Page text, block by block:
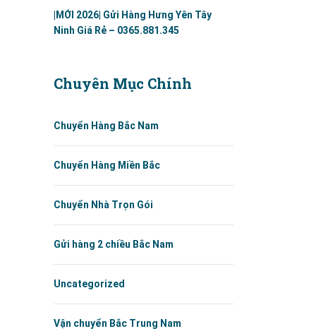
|MỚI 2026| Gửi Hàng Hưng Yên Tây
Ninh Giá Rẻ – 0365.881.345
Chuyên Mục Chính
Chuyển Hàng Bắc Nam
Chuyển Hàng Miền Bắc
Chuyển Nhà Trọn Gói
Gửi hàng 2 chiều Bắc Nam
Uncategorized
Vận chuyển Bắc Trung Nam